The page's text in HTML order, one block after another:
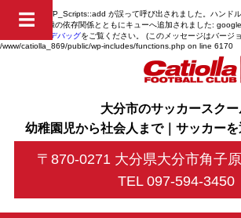
Notice: 関数 WP_Scripts::add が誤って呼び出されました。ハンド
プトは、未登録の依存関係とともにキューへ追加されました:
WordPress のデバッグをご覧ください。 (このメッセージはバージ
/www/catiolla_869/public/wp-includes/functions.php on line 6170
大分市のサッカースクー
幼稚園児から社会人まで｜サッカー
〒870-0271 大分県大分市角子
TEL 097-594-3450
☰